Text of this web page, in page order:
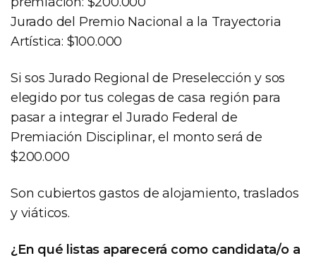
Jurado del Premio Nacional a la Trayectoria
Artística: $100.000
Si sos Jurado Regional de Preselección y sos
elegido por tus colegas de casa región para
pasar a integrar el Jurado Federal de
Premiación Disciplinar, el monto será de
$200.000
Son cubiertos gastos de alojamiento, traslados
y viáticos.
¿En qué listas aparecerá como candidata/o a